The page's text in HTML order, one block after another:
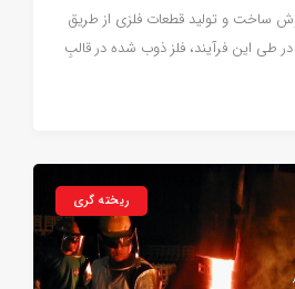
ساخت و تولید قطعات فلزی از طریق
طی این فرآیند، فلز ذوب شده در قالبِ
ریخته گری